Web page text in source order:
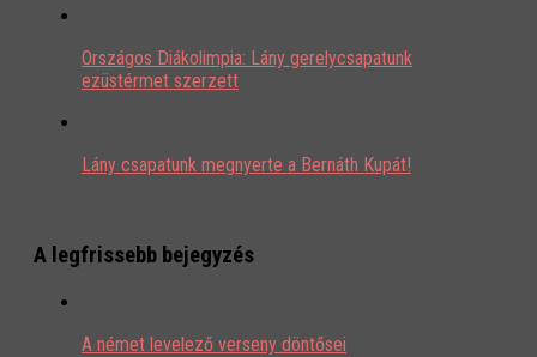
Országos Diákolimpia: Lány gerelycsapatunk
ezüstérmet szerzett
Lány csapatunk megnyerte a Bernáth Kupát!
A legfrissebb bejegyzés
A német levelező verseny döntősei